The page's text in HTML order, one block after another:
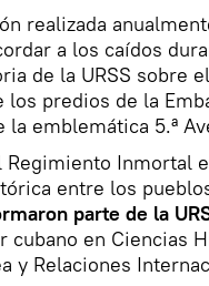
realizada
a los caídos
de la URSS sobre
los predios de la
la emblemática 5.ª
Regimiento Inmortal
entre los
parte de la
cubano en Ciencias
y Relaciones